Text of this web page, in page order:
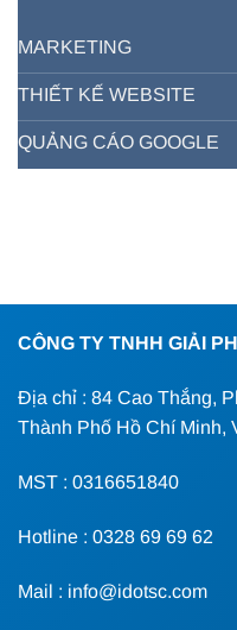
MARKETING
THIẾT KẾ WEBSITE
QUẢNG CÁO GOOGLE
CÔNG TY TNHH GIẢI
Địa chỉ : 84 Cao Thắng,
Thành Phố Hồ Chí Minh,
MST : 0316651840
Hotline : 0328 69 69 62
Mail : info@idotsc.com